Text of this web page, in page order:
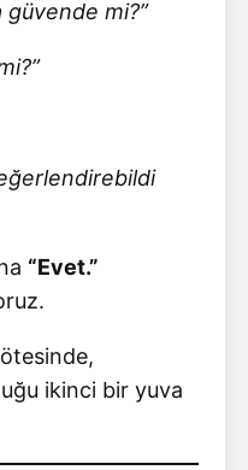
güvende mi?”
“Evet.”
ikinci bir yuva